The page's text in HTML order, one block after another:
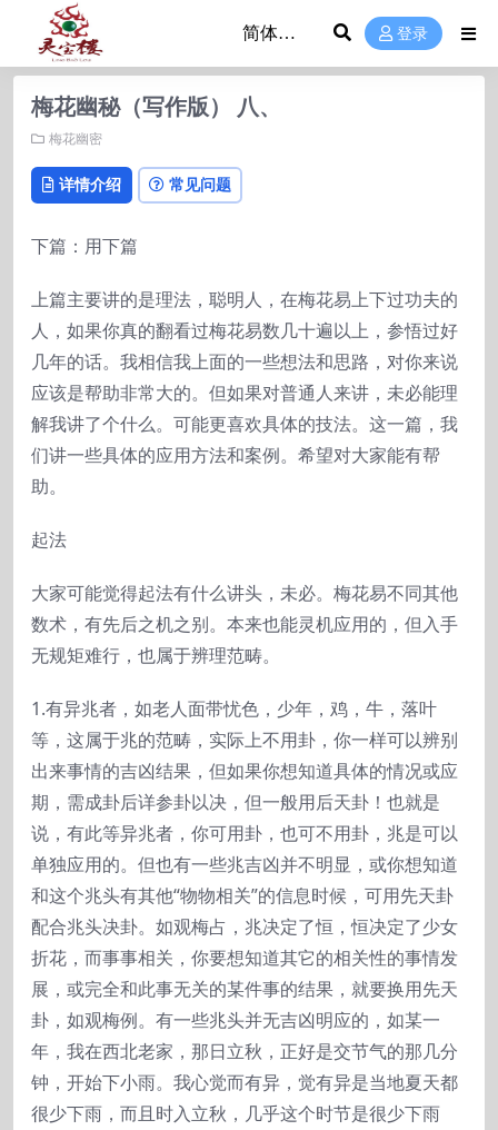
登录
梅花幽秘（写作版） 八、
梅花幽密
详情介绍 常见问题
下篇：用下篇
上篇主要讲的是理法，聪明人，在梅花易上下过功夫的
人，如果你真的翻看过梅花易数几十遍以上，参悟过好
几年的话。我相信我上面的一些想法和思路，对你来说
应该是帮助非常大的。但如果对普通人来讲，未必能理
解我讲了个什么。可能更喜欢具体的技法。这一篇，我
们讲一些具体的应用方法和案例。希望对大家能有帮
助。
起法
大家可能觉得起法有什么讲头，未必。梅花易不同其他
数术，有先后之机之别。本来也能灵机应用的，但入手
无规矩难行，也属于辨理范畴。
1.有异兆者，如老人面带忧色，少年，鸡，牛，落叶
等，这属于兆的范畴，实际上不用卦，你一样可以辨别
出来事情的吉凶结果，但如果你想知道具体的情况或应
期，需成卦后详参卦以决，但一般用后天卦！也就是
说，有此等异兆者，你可用卦，也可不用卦，兆是可以
单独应用的。但也有一些兆吉凶并不明显，或你想知道
和这个兆头有其他“物物相关”的信息时候，可用先天卦
配合兆头决卦。如观梅占，兆决定了恒，恒决定了少女
折花，而事事相关，你要想知道其它的相关性的事情发
展，或完全和此事无关的某件事的结果，就要换用先天
卦，如观梅例。有一些兆头并无吉凶明应的，如某一
年，我在西北老家，那日立秋，正好是交节气的那几分
钟，开始下小雨。我心觉而有异，觉有异是当地夏天都
很少下雨，而且时入立秋，几乎这个时节是很少下雨